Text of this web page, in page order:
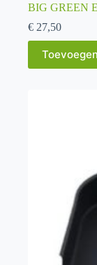
BIG GREEN
€ 27,50